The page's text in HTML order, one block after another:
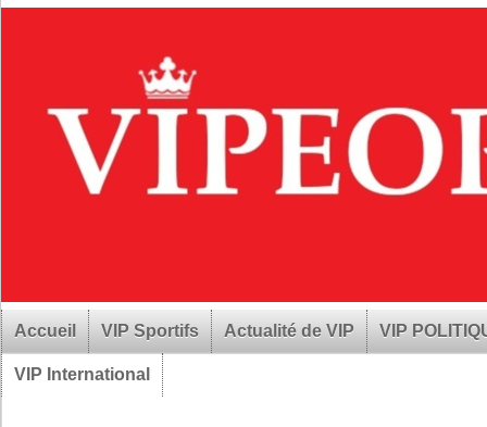
Accueil VIP Sportifs Actualité de VIP VIP
VIP International